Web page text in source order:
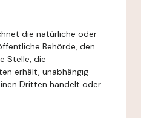
die natürliche oder
Behörde, den
Stelle, die
erhält, unabhängig
Dritten handelt oder